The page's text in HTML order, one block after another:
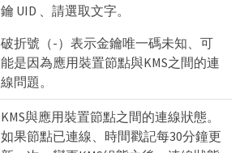
鑰 UID 、請選取文字。
破折號（-）表示金鑰唯一碼未知、可
能是因為應用裝置節點與KMS之間的連
線問題。
KMS與應用裝置節點之間的連線狀態。
如果節點已連線、時間戳記每30分鐘更